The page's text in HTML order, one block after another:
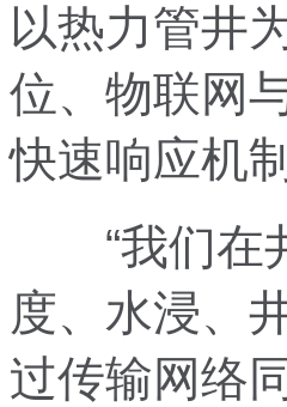
以热力管井
位、物联网
快速响应机制
“我们在井
度、水浸、
过传输网络